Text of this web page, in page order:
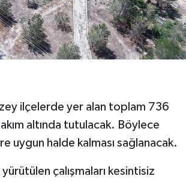
ilçelerde yer alan toplam 736
altında tutulacak. Böylece
uygun halde kalması sağlanacak.
çalışmaları kesintisiz